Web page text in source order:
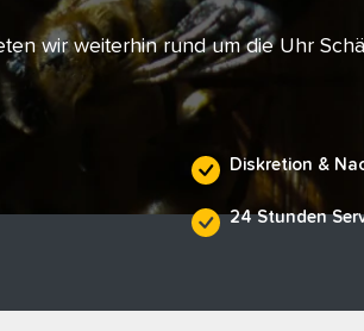
wir weiterhin rund um die Uhr
Diskretion &
24 Stunden